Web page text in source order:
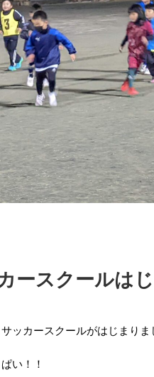
ースクールは
ッカースクールがはじまりま
い！！